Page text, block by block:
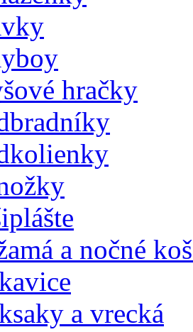
hračky
a nočné
a vrecká